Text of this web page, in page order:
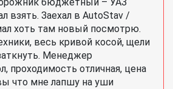
взять. Заехал в AutoStav /
хоть там новый посмотрю.
весь кривой косой, щели
Менеджер
проходимость отличная, цена
что мне лапшу на уши